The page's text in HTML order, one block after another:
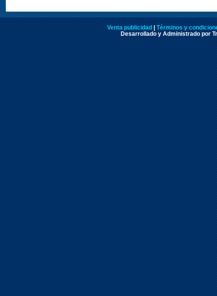
Venta publicidad
Términos y
Desarrollado y Administrado por